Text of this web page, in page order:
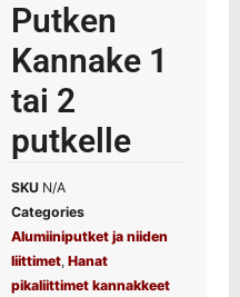
Putken
Kannake 1
tai 2
putkelle
SKU N/A
Categories
Alumiiniputket ja niiden
liittimet, Hanat
pikaliittimet kannakkeet